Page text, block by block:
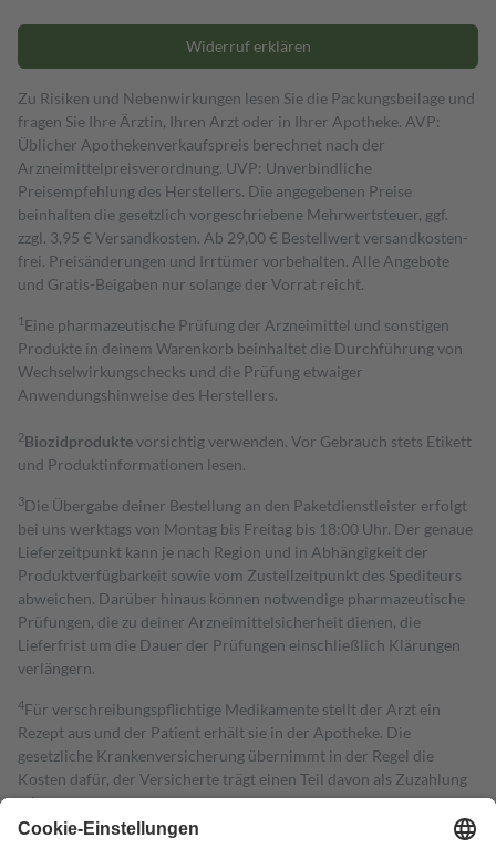
Widerruf erklären
Zu Risiken und Nebenwirkungen lesen Sie die Packungsbeilage und
fragen Sie Ihre Ärztin, Ihren Arzt oder in Ihrer Apotheke. AVP:
Üblicher Apothekenverkaufspreis berechnet nach der
Arzneimittelpreisverordnung. UVP: Unverbindliche
Preisempfehlung des Herstellers. Die angegebenen Preise
beinhalten die gesetzlich vorgeschriebene Mehrwertsteuer, ggf.
zzgl. 3,95 € Versandkosten. Ab 29,00 € Bestell­wert versand­kosten­
frei. Preisänderungen und Irrtümer vorbehalten. Alle Angebote
und Gratis-Beigaben nur solange der Vorrat reicht.
1 Eine pharmazeutische Prüfung der Arzneimittel und sonstigen
Produkte in deinem Warenkorb beinhaltet die Durchführung von
Wechselwirkungschecks und die Prüfung etwaiger
Anwendungshinweise des Herstellers.
2Biozidproduktevorsichtig verwenden. Vor Gebrauch stets Etikett
und Produktinformationen lesen.
3Die Übergabe deiner Bestellung an den Paketdienstleister erfolgt
bei uns werktags von Montag bis Freitag bis 18:00 Uhr. Der genaue
Lieferzeitpunkt kann je nach Region und in Abhängigkeit der
Produktverfügbarkeit sowie vom Zustellzeitpunkt des Spediteurs
abweichen. Darüber hinaus können notwendige pharmazeutische
Prüfungen, die zu deiner Arzneimittelsicherheit dienen, die
Lieferfrist um die Dauer der Prüfungen einschließlich Klärungen
verlängern.
4Für verschreibungspflichtige Medikamente stellt der Arzt ein
Rezept aus und der Patient erhält sie in der Apotheke. Die
gesetzliche Krankenversicherung übernimmt in der Regel die
Kosten dafür, der Versicherte trägt einen Teil davon als Zuzahlung
mit.
Grundsätzlich leisten Mitglieder Zuzahlungen in Höhe von zehn